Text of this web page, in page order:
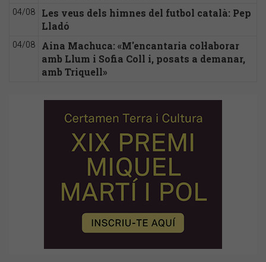
04/08
Les veus dels himnes del futbol català: Pep
Lladó
04/08
Aina Machuca: «M'encantaria col·laborar
amb Llum i Sofia Coll i, posats a demanar,
amb Triquell»